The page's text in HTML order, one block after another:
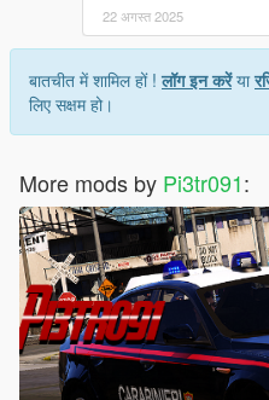
22 अगस्त 2025
बातचीत में शामिल हों !लॉग इन करेंया
लिए सक्षम हो।
More mods by Pi3tr091: